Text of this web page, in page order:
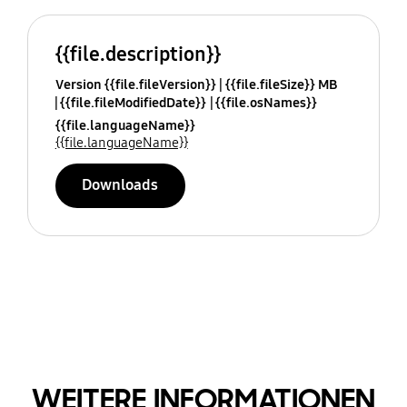
{{file.description}}
Version {{file.fileVersion}} {{file.fileSize}} MB
{{file.fileModifiedDate}} {{file.osNames}}
{{file.languageName}}
{{file.languageName}}
Downloads